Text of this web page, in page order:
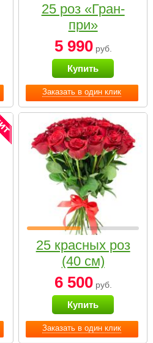
Заказать в один клик
25 роз «Гран-
при»
5 990руб.
Купить
Заказать в один клик
25 красных роз
(40 см)
6 500руб.
Купить